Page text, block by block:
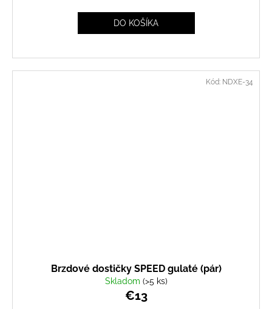
DO KOŠÍKA
Brzdové dostičky SPEED gulaté (pár)
Skladom (>5 ks)
€13
Kód: NDXE-34